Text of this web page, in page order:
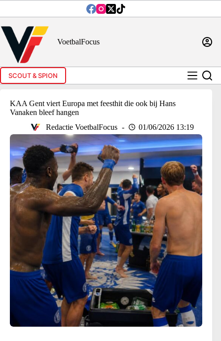
inhoud
VoetbalFocus
SCOUT & SPION
KAA Gent viert Europa met feesthit die ook bij Hans
Vanaken bleef hangen
Redactie VoetbalFocus
01/06/2026 13:19